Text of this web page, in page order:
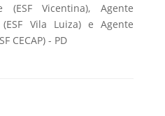
(ESF Vicentina), Agente
Vila Luiza) e Agente
CECAP) - PD